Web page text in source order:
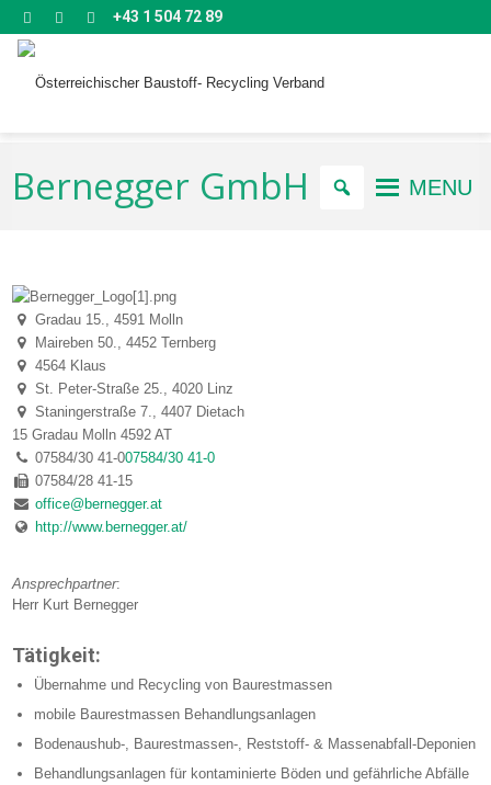
+43 1 504 72 89
MENU
Bernegger GmbH
Gradau 15., 4591 Molln
Maireben 50., 4452 Ternberg
4564 Klaus
St. Peter-Straße 25., 4020 Linz
Staningerstraße 7., 4407 Dietach
15 Gradau Molln 4592 AT
07584/30 41-007584/30 41-0
07584/28 41-15
office@bernegger.at
http://www.bernegger.at/
Ansprechpartner:
Herr Kurt Bernegger
Tätigkeit:
Übernahme und Recycling von Baurestmassen
mobile Baurestmassen Behandlungsanlagen
Bodenaushub-, Baurestmassen-, Reststoff- & Massenabfall-Deponien
Behandlungsanlagen für kontaminierte Böden und gefährliche Abfälle